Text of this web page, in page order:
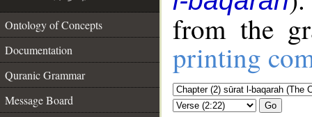
Ontology of Concepts
Documentation
Quranic Grammar
Message Board
from the
printing
Go